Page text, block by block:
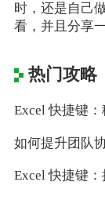
时，还是自己
看，并且分享
热门攻略
Excel 快捷键
如何提升团队
Excel 快捷键